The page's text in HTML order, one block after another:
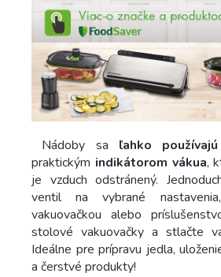
Nádoby sa ľahko používajú
praktickým indikátorom vákua,
je vzduch odstránený.
ventil na vybrané
vakuovačkou alebo
stolové vakuovačky a stlačte
Ideálne pre prípravu jedla,
a čerstvé produkty!